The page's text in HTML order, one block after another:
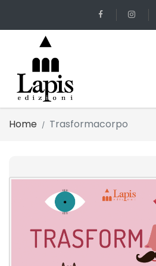
Home Trasformacorpo